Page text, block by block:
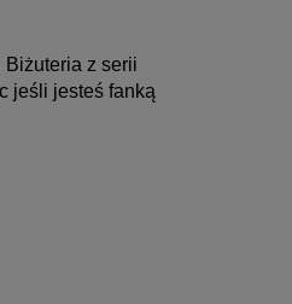
z serii
jeśli jesteś fanką